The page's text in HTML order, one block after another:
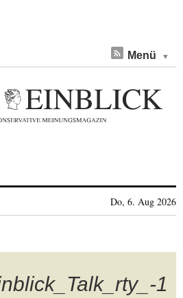
Menü
Do, 6. Aug 2026
1